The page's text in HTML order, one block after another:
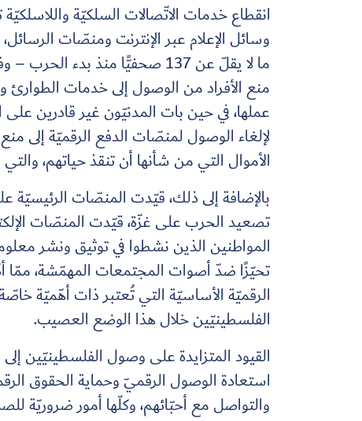
انقطاع خدمات الاتّصالات السلكيّة
وسائل الإعلام عبر الإنترنت ومنصّات
ما لا يقلّ عن 137 صحفيًّا منذ
منع الأفراد من الوصول إلى خدمات الطوارئ
عملها، في حين بات المدنيّون غير قادرين
لإلغاء الوصول لمنصّات الدفع الرقميّة إلى
الأموال التي من شأنها أن تنقذ حياتهم،
بالإضافة إلى ذلك، قيّدت المنصّات
تصعيد الحرب على غزّة، قيّدت المنصّات
المواطنين الذين نشطوا في توثيق ونشر
تحيّزًا ضدّ أصوات المجتمعات المهمّشة، ممّا
الرقميّة الأساسيّة التي تُعتبر ذات أهّميّة
الفلسطينيّين خلال هذا الوضع العصيب.
القيود المتزايدة على وصول الفلسطينيّين
استعادة الوصول الرقميّ وحماية الحقوق
والتواصل مع أحبّائهم، وكلّها أمور ضروريّة